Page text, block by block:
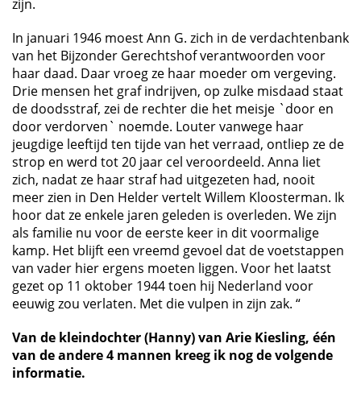
zijn.
In januari 1946 moest Ann G. zich in de verdachtenbank
van het Bijzonder Gerechtshof verantwoorden voor
haar daad. Daar vroeg ze haar moeder om vergeving.
Drie mensen het graf indrijven, op zulke misdaad staat
de doodsstraf, zei de rechter die het meisje `door en
door verdorven` noemde. Louter vanwege haar
jeugdige leeftijd ten tijde van het verraad, ontliep ze de
strop en werd tot 20 jaar cel veroordeeld. Anna liet
zich, nadat ze haar straf had uitgezeten had, nooit
meer zien in Den Helder vertelt Willem Kloosterman. Ik
hoor dat ze enkele jaren geleden is overleden. We zijn
als familie nu voor de eerste keer in dit voormalige
kamp. Het blijft een vreemd gevoel dat de voetstappen
van vader hier ergens moeten liggen. Voor het laatst
gezet op 11 oktober 1944 toen hij Nederland voor
eeuwig zou verlaten. Met die vulpen in zijn zak. “
Van de kleindochter (Hanny) van Arie Kiesling, één
van de andere 4 mannen kreeg ik nog de volgende
informatie.